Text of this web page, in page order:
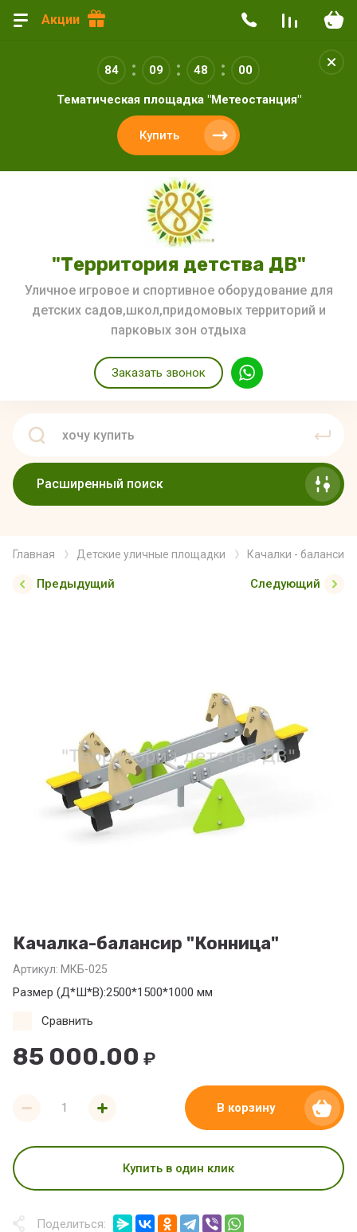
84 09 48 00
Тематическая площадка "Метеостанция"
Купить
Акции
"Территория детства ДВ"
Уличное игровое и спортивное оборудование для
детских садов,школ,придомовых территорий и
парковых зон отдыха
Заказать звонок
Расширенный поиск
Главная Детские уличные площадки Качалки -
Предыдущий Следующий
Качалка-балансир "Конница"
Артикул: МКБ-025
Размер (Д*Ш*В):2500*1500*1000 мм
85 000.00 ₽
Сравнить
В корзину
Купить в один клик
Поделиться: